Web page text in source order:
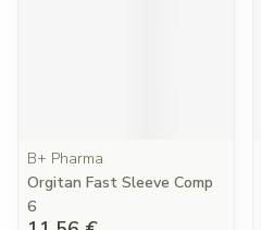
B+ Pharma
Orgitan Fast Sleeve Comp
6